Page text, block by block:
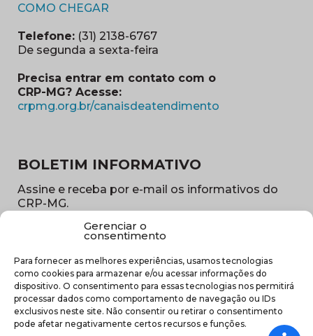
Gerenciar o
consentimento
Para fornecer as melhores experiências, usamos tecnologias
como cookies para armazenar e/ou acessar informações do
dispositivo. O consentimento para essas tecnologias nos permitirá
processar dados como comportamento de navegação ou IDs
exclusivos neste site. Não consentir ou retirar o consentimento
pode afetar negativamente certos recursos e funções.
COMO CHEGAR
Telefone: (31) 2138-6767
De segunda a sexta-feira
Precisa entrar em contato com o
CRP-MG? Acesse:
crpmg.org.br/canaisdeatendimento
BOLETIM INFORMATIVO
Assine e receba por e-mail os informativos do
CRP-MG.
E-
mail
(obrigatório)
Sub
região